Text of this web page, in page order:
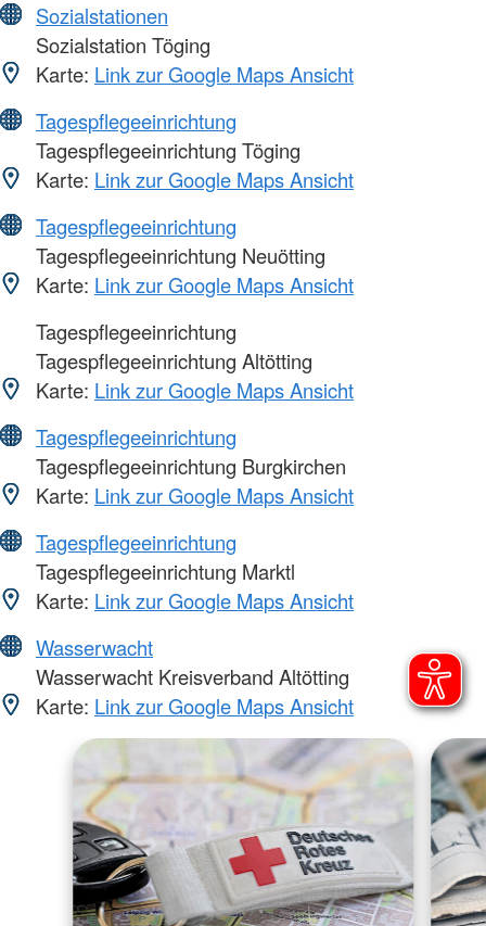
Sozialstationen
Sozialstation Töging
Karte: Link zur Google Maps Ansicht
Tagespflegeeinrichtung
Tagespflegeeinrichtung Töging
Karte: Link zur Google Maps Ansicht
Tagespflegeeinrichtung
Tagespflegeeinrichtung Neuötting
Karte: Link zur Google Maps Ansicht
Tagespflegeeinrichtung
Tagespflegeeinrichtung Altötting
Karte: Link zur Google Maps Ansicht
Tagespflegeeinrichtung
Tagespflegeeinrichtung Burgkirchen
Karte: Link zur Google Maps Ansicht
Tagespflegeeinrichtung
Tagespflegeeinrichtung Marktl
Karte: Link zur Google Maps Ansicht
Wasserwacht
Wasserwacht Kreisverband Altötting
Karte: Link zur Google Maps Ansicht